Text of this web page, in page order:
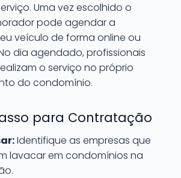
Uma vez escolhido o
pode agendar a
veículo de forma online ou
dia agendado, profissionais
o serviço no próprio
do condomínio.
para Contratação
Identifique as empresas que
lavacar em condomínios na